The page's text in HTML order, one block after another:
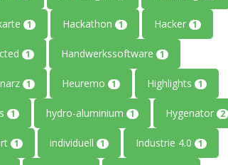
1 Hackathon 1 Hacker 1
1 Handwerkssoftware 1
1 Heuremo 1 Highlights 1
1 hydro-aluminium 1 Hygenator 2
1 individuell 1 Industrie 4.0 1